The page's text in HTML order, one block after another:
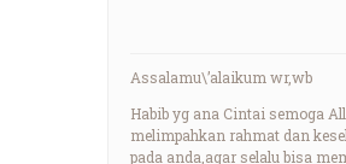
Assalamu\’alaikum wr,wb
Habib yg ana Cintai semoga
melimpahkan rahmat dan
pada anda,agar selalu bisa